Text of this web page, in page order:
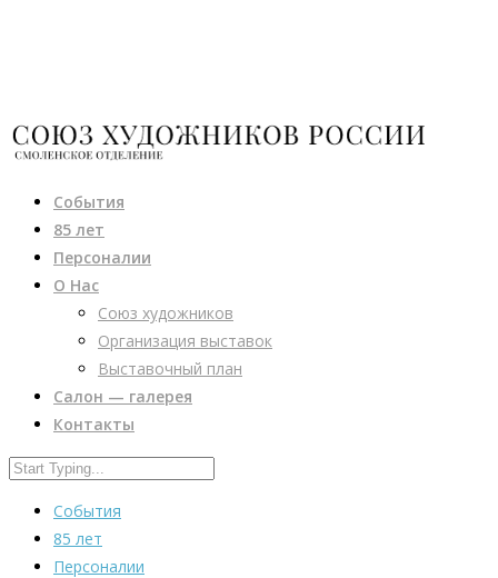
События
85 лет
Персоналии
О Нас
Союз художников
Организация выставок
Выставочный план
Салон — галерея
Контакты
События
85 лет
Персоналии